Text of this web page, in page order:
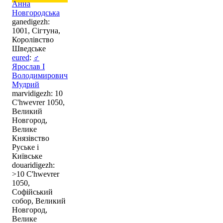
Анна
Новгородська
ganedigezh:
1001, Сігтуна,
Королівство
Шведське
eured: ♂
Ярослав I
Володимирович
Мудрий
marvidigezh: 10
C'hwevrer 1050,
Великий
Новгород,
Велике
Князівство
Руське і
Київське
douaridigezh:
>10 C'hwevrer
1050,
Софійський
собор, Великий
Новгород,
Велике